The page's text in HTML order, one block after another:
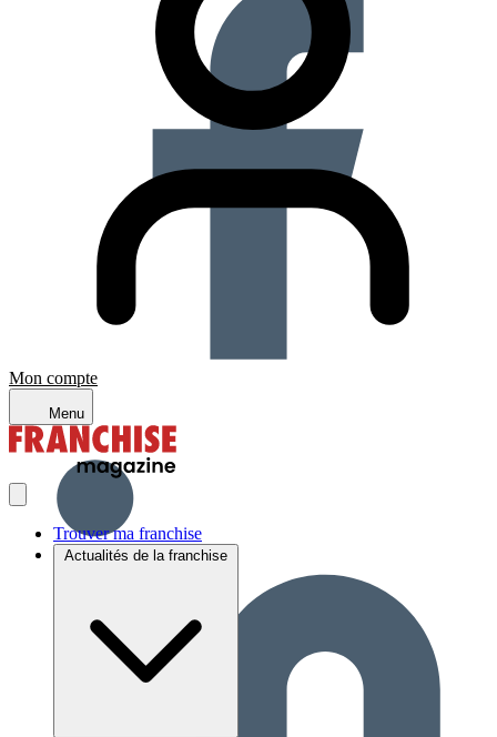
Mon compte
Menu
Trouver ma franchise
Actualités de la franchise